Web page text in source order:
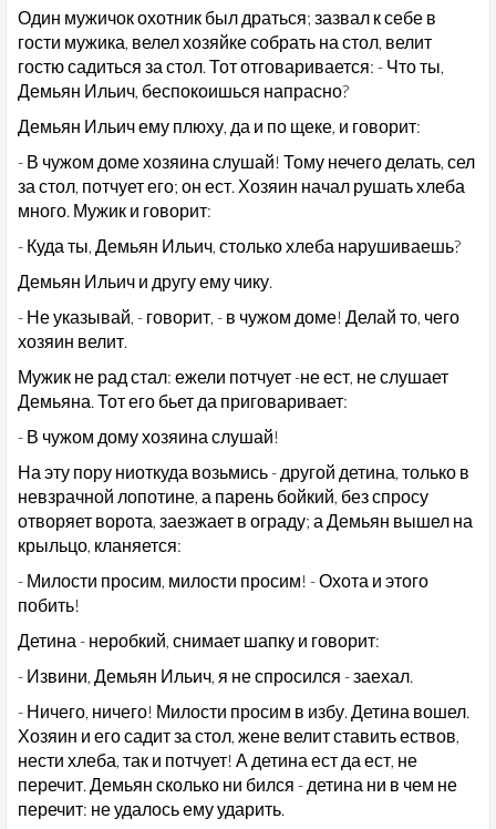
Один мужичок охотник был драться; зазвал к себе в
гости мужика, велел хозяйке собрать на стол, велит
гостю садиться за стол. Тот отговаривается: - Что ты,
Демьян Ильич, беспокоишься напрасно?
Демьян Ильич ему плюху, да и по щеке, и говорит:
- В чужом доме хозяина слушай! Тому нечего делать, сел
за стол, потчует его; он ест. Хозяин начал рушать хлеба
много. Мужик и говорит:
- Куда ты, Демьян Ильич, столько хлеба нарушиваешь?
Демьян Ильич и другу ему чику.
- Не указывай, - говорит, - в чужом доме! Делай то, чего
хозяин велит.
Мужик не рад стал: ежели потчует -не ест, не слушает
Демьяна. Тот его бьет да приговаривает:
- В чужом дому хозяина слушай!
На эту пору ниоткуда возьмись - другой детина, только в
невзрачной лопотине, а парень бойкий, без спросу
отворяет ворота, заезжает в ограду; а Демьян вышел на
крыльцо, кланяется:
- Милости просим, милости просим! - Охота и этого
побить!
Детина - неробкий, снимает шапку и говорит:
- Извини, Демьян Ильич, я не спросился - заехал.
- Ничего, ничего! Милости просим в избу. Детина вошел.
Хозяин и его садит за стол, жене велит ставить ествов,
нести хлеба, так и потчует! А детина ест да ест, не
перечит. Демьян сколько ни бился - детина ни в чем не
перечит: не удалось ему ударить.